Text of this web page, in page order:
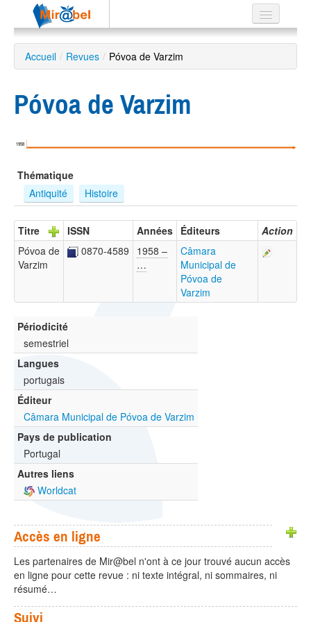
Le réseau
Soutien
Listes
Recherche
avancée
EN
ES
?
Accueil / Revues / Póvoa de Varzim
Póvoa de Varzim
1958
Thématique
Antiquité
Histoire
Titre ISSN Années Éditeurs
Action
Póvoa de
Varzim
0870-4589
1958 –
…
Câmara
Municipal de
Póvoa de
Varzim
Périodicité
semestriel
Langues
portugais
Éditeur
Câmara Municipal de Póvoa de Varzim
Pays de publication
Portugal
Autres liens
Worldcat
Accès en ligne
Les partenaires de Mir@bel n'ont à ce jour trouvé aucun accès
en ligne pour cette revue : ni texte intégral, ni sommaires, ni
résumé…
Suivi